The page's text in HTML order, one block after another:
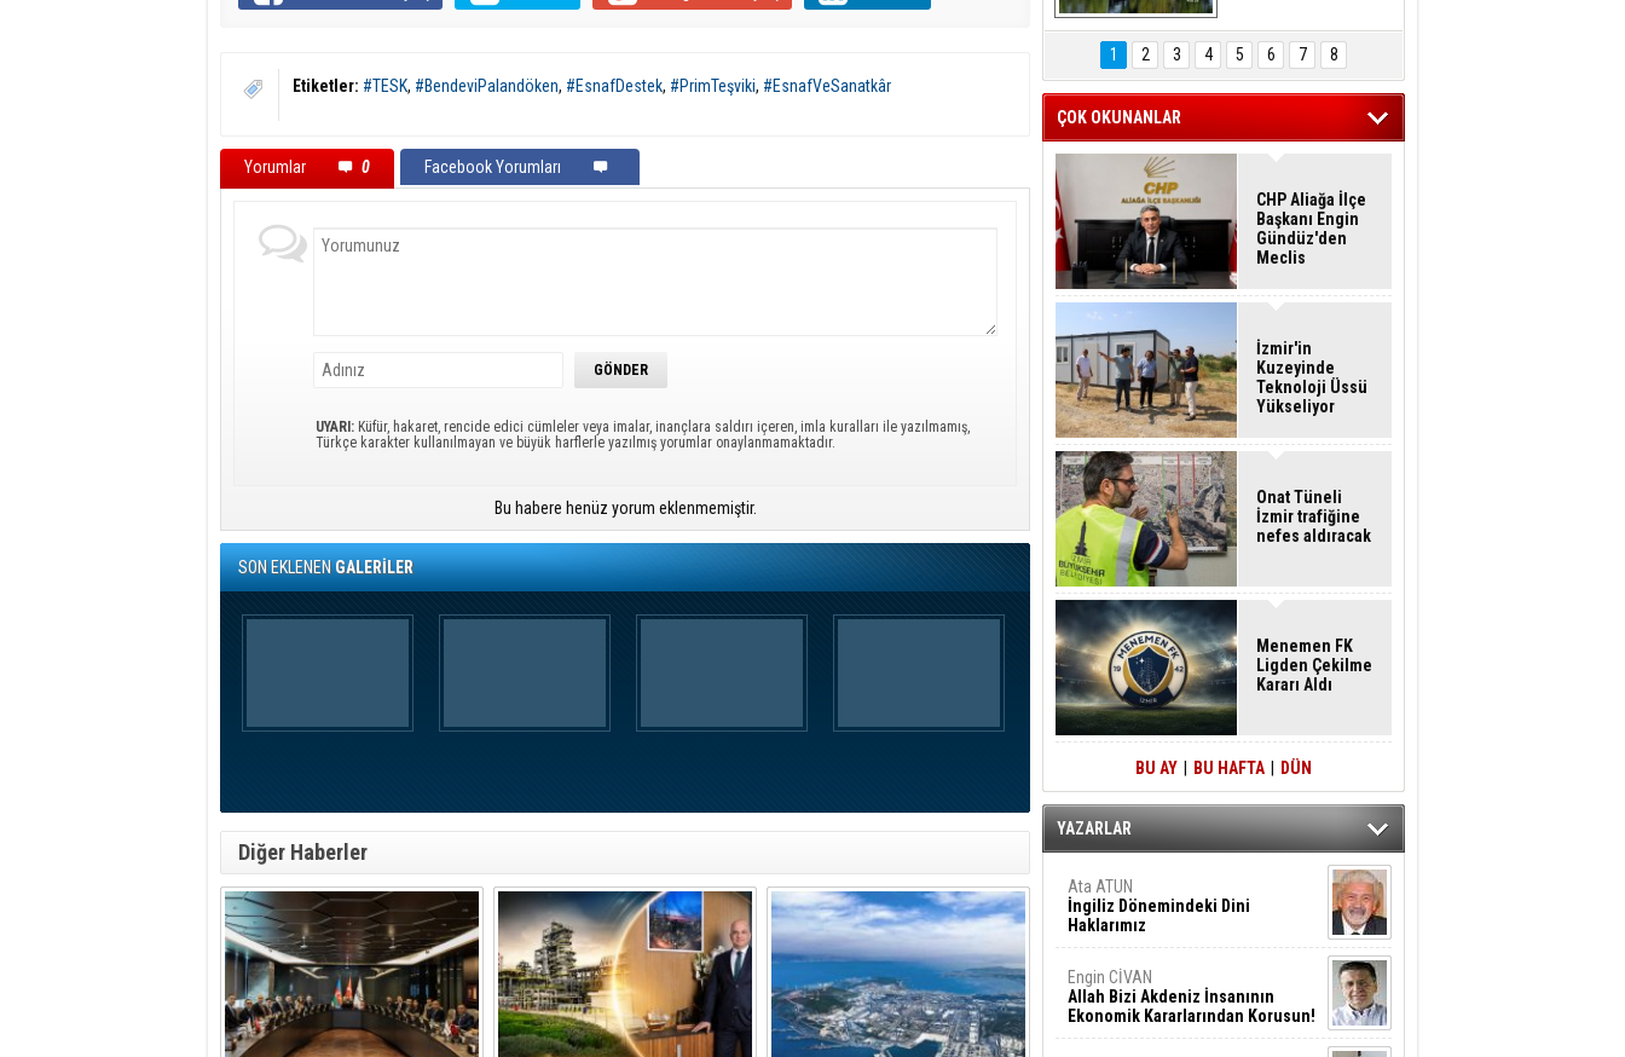
Etiketler: #TESK, #BendeviPalandöken, #EsnafDestek, #PrimTeşviki, #EsnafVeSanatkâr
Yorumlar 0 Facebook Yorumları
UYARI: Küfür, hakaret, rencide edici cümleler veya imalar, inançlara saldırı içeren, imla kuralları ile yazılmamış,
Türkçe karakter kullanılmayan ve büyük harflerle yazılmış yorumlar onaylanmamaktadır.
Bu habere henüz yorum eklenmemiştir.
SON EKLENENGALERİLER
Diğer Haberler
Hasan Eser'in
Objektifinden
1 2 3 4 5 6 7 8
ÇOK OKUNANLAR
CHP Aliağa İlçe
Başkanı Engin
Gündüz'den
Meclis
Çağrısı
İzmir'in
Kuzeyinde
Teknoloji Üssü
Yükseliyor
Onat Tüneli
İzmir trafiğine
nefes aldıracak
Menemen FK
Ligden Çekilme
Kararı Aldı
BU AY BU HAFTA DÜN
YAZARLAR
Ata ATUN
İngiliz Dönemindeki Dini
Haklarımız
Engin CİVAN
Allah Bizi Akdeniz İnsanının
Ekonomik Kararlarından Korusun!